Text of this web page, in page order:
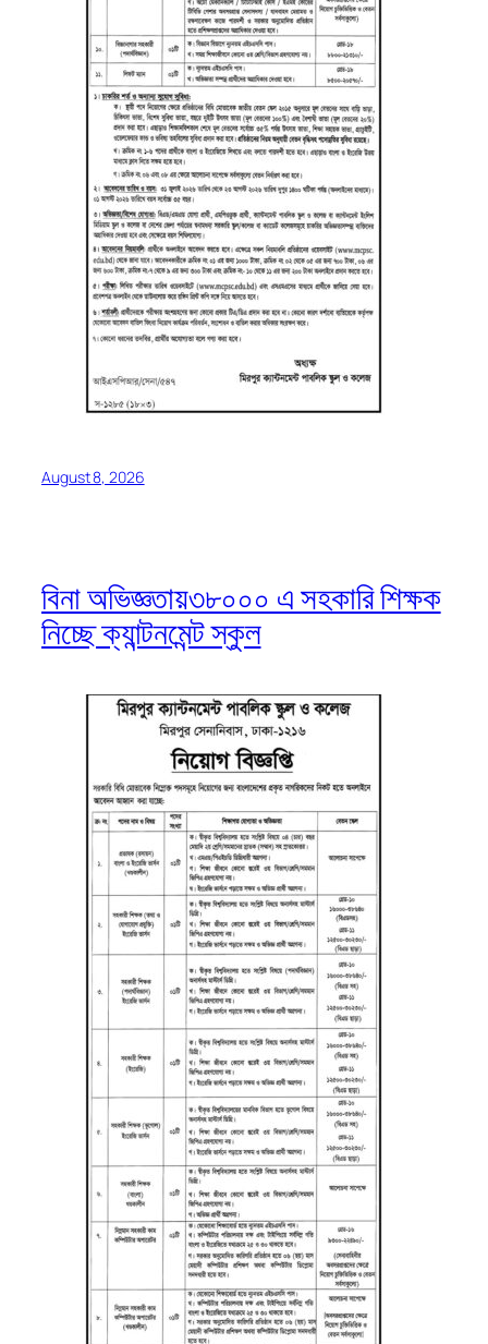
August 8, 2026
বিনা অভিজ্ঞতায়৩৮০০০ এ সহকারি শিক্ষক
নিচ্ছে ক্যান্টনমেন্ট স্কুল